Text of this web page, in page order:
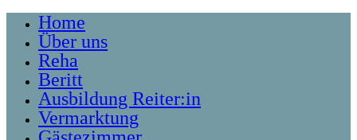
Home
Über uns
Reha
Beritt
Ausbildung Reiter:in
Vermarktung